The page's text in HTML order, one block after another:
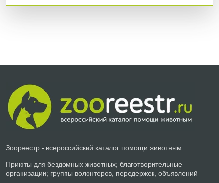
Зоореестр - всероссийский каталог помощи животным
Приюты для бездомных животных; благотворительные
организации; группы волонтеров, передержек, объявлений